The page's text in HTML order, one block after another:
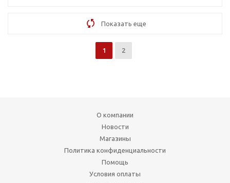
Показать еще
1 2
О компании
Новости
Магазины
Политика конфиденциальности
Помощь
Условия оплаты